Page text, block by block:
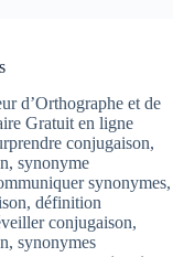
d’Orthographe et de
Gratuit en ligne
conjugaison,
synonyme
synonymes,
définition
conjugaison,
synonymes